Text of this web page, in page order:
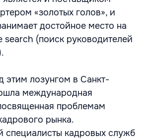
«золотых голов», и
достойное место на
search (поиск руководителей
этим лозунгом в Санкт-
международная
проблемам
рынка.
специалисты кадровых служб